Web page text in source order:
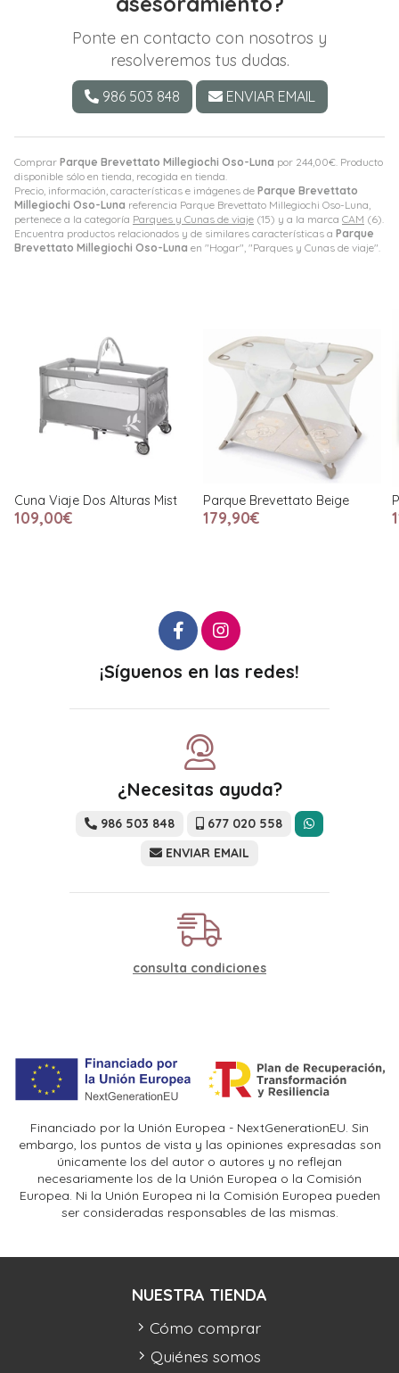
Comprar Parque Brevettato Millegiochi Oso-Luna por 244,00€. Producto
disponible sólo en tienda, recogida en tienda.
Precio, información, características e imágenes de Parque Brevettato
Millegiochi Oso-Luna referencia Parque Brevettato Millegiochi Oso-Luna,
pertenece a la categoría Parques y Cunas de viaje (15) y a la marca CAM (6).
Encuentra productos relacionados y de similares características a Parque
Brevettato Millegiochi Oso-Luna en "Hogar", "Parques y Cunas de viaje".
Ponte en contacto con nosotros y
resolveremos tus dudas.
986 503 848 ENVIAR EMAIL
Parque Brevettato Beige
179,90€
Parque Travel Fun Toys Iris
115,00€
¡Síguenos en las redes!
¿Necesitas ayuda?
986 503 848
677 020 558
ENVIAR EMAIL
consulta condiciones
Financiado por la Unión Europea - NextGenerationEU. Sin
embargo, los puntos de vista y las opiniones expresadas son
únicamente los del autor o autores y no reflejan
necesariamente los de la Unión Europea o la Comisión
Europea. Ni la Unión Europea ni la Comisión Europea pueden
ser consideradas responsables de las mismas.
NUESTRA TIENDA
Cómo comprar
Quiénes somos